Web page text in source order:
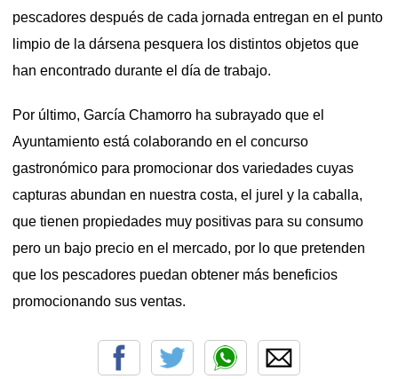
pescadores después de cada jornada entregan en el punto
limpio de la dársena pesquera los distintos objetos que
han encontrado durante el día de trabajo.
Por último, García Chamorro ha subrayado que el
Ayuntamiento está colaborando en el concurso
gastronómico para promocionar dos variedades cuyas
capturas abundan en nuestra costa, el jurel y la caballa,
que tienen propiedades muy positivas para su consumo
pero un bajo precio en el mercado, por lo que pretenden
que los pescadores puedan obtener más beneficios
promocionando sus ventas.